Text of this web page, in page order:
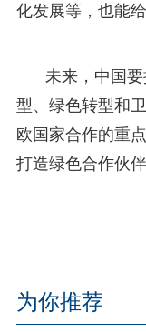
化发展等，也能
未来，中国
型、绿色转型和
欧国家合作的重
打造绿色合作伙
为你推荐